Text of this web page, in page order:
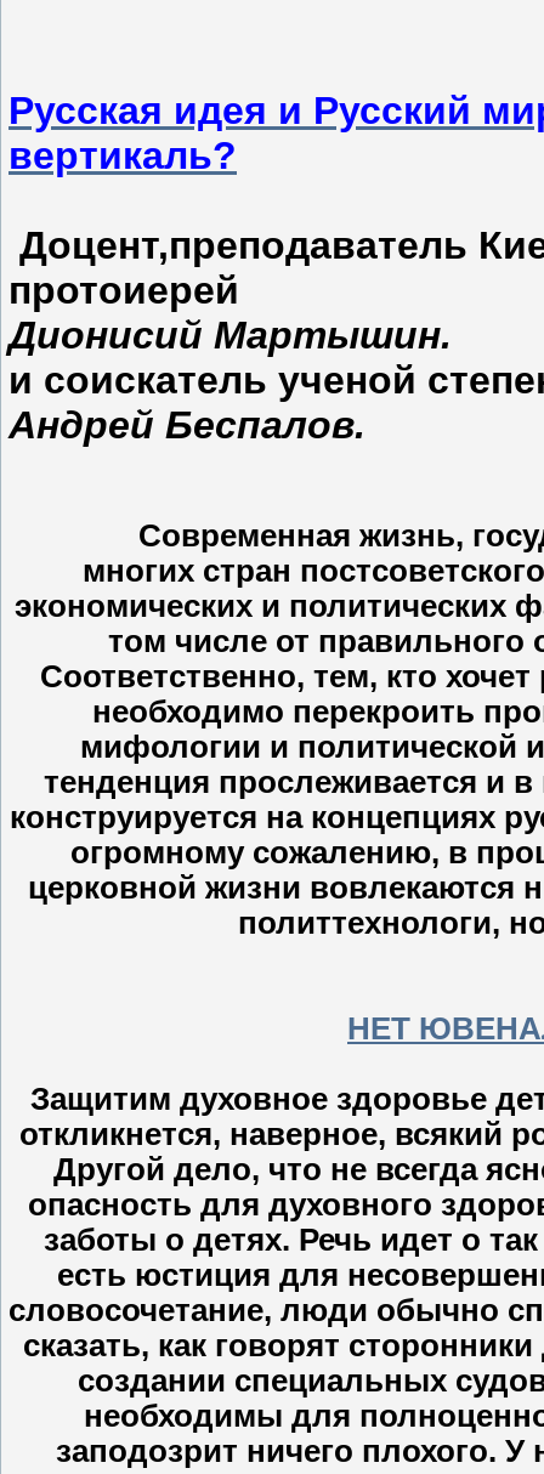
Русская идея и Русский
вертикаль?
Доцент,преподаватель
протоиерей
Дионисий Мартышин.
и соискатель ученой
Андрей Беспалов.
Современная жизнь,
многих стран
экономических и политических
том числе от правильного
Соответственно, тем, кто
необходимо перекроить
мифологии и политической
тенденция прослеживается и
конструируется на концепциях
огромному сожалению, в
церковной жизни вовлекаются
политтехнологи,
НЕТ
Защитим духовное здоровье
откликнется, наверное, всякий
Другой дело, что не всегда
опасность для духовного
заботы о детях. Речь идет о
есть юстиция для
словосочетание, люди обычно
сказать, как говорят
создании специальных
необходимы для
заподозрит ничего плохого. У